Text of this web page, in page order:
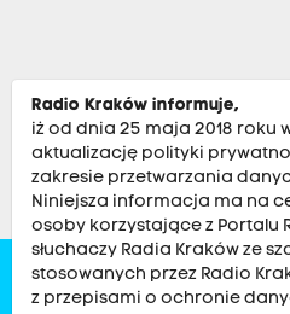
Zobacz Kultura Sport
Radio Kraków informuje,
iż od dnia 25 maja 2018 roku
aktualizację polityki
zakresie przetwarzania
Niniejsza informacja ma na
osoby korzystające z Portalu
słuchaczy Radia Kraków ze
stosowanych przez Radio
z przepisami o ochronie